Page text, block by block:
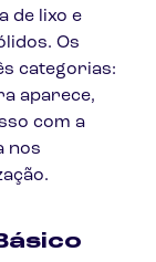
de lixo e
Os
categorias:
aparece,
com a
nos